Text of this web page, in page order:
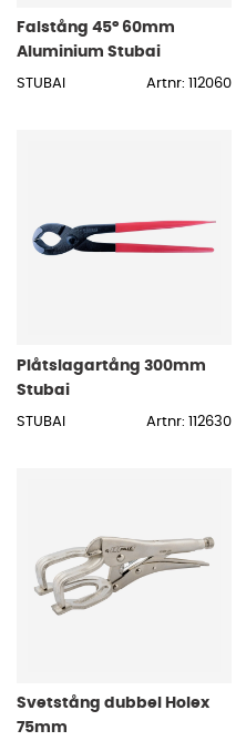
Falstång 45° 60mm
Aluminium Stubai
STUBAI Artnr: 112060
Plåtslagartång 300mm
Stubai
STUBAI Artnr: 112630
Svetstång dubbel Holex
75mm